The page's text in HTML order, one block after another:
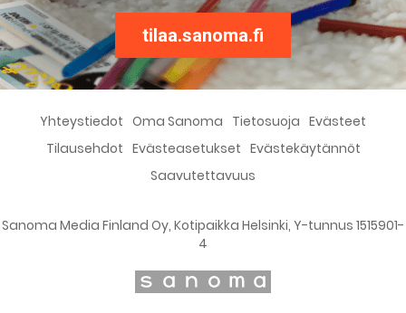
tilaa.sanoma.fi
Yhteystiedot Oma Sanoma Tietosuoja Evästeet
Tilausehdot Evästeasetukset Evästekäytännöt
Saavutettavuus
Sanoma Media Finland Oy, Kotipaikka Helsinki, Y-tunnus 1515901-
4